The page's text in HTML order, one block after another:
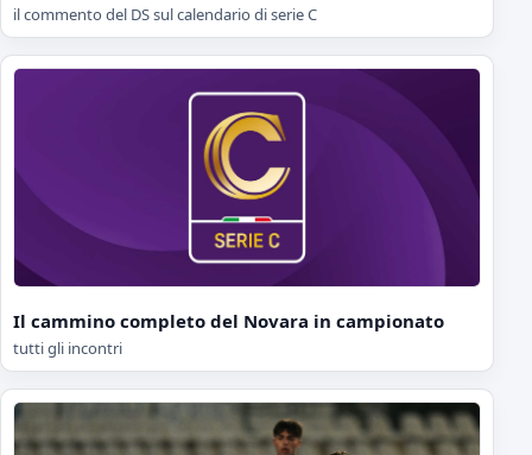
il commento del DS sul calendario di serie C
Il cammino completo del Novara in campionato
tutti gli incontri